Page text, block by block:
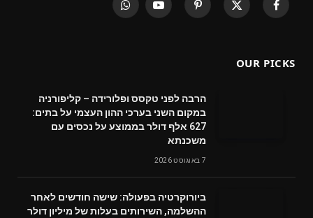
Facebook
X
Pinterest
YouTube
WhatsApp
OUR PICKS
הרבה לפני טקסס ופלורידה – קליפורניה
במקום השני בערכי ההון העצמי על בתים:
627 אלף דולר בממוצע על נכסים עם
משכנתא
7 באוגוסט 2026
ביורוקרטיה בפעולה: שישה חודשים לאחר
ההשלמה, השירותים בעלות של מיליון דולר